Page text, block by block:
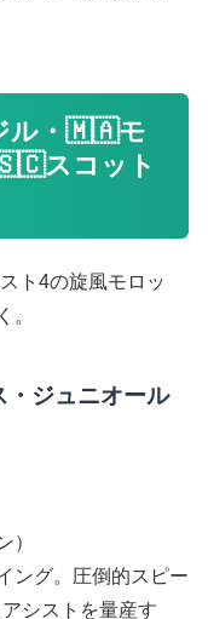
ル・🇲🇦モ
スコット
ト4の旋風モロッ
。
ジュニオール
）
ング。圧倒的スピー
シストを量産す